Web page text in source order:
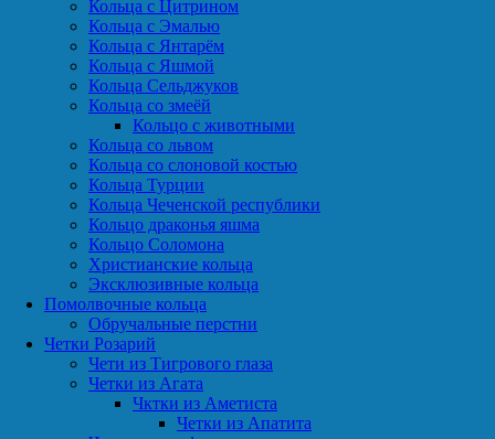
Кольца с Цитрином
Кольца с Эмалью
Кольца с Янтарём
Кольца с Яшмой
Кольца Сельджуков
Кольца со змеёй
Кольцо с животными
Кольца со львом
Кольца со слоновой костью
Кольца Турции
Кольца Чеченской республики
Кольцо драконья яшма
Кольцо Соломона
Христианские кольца
Эксклюзивные кольца
Помолвочные кольца
Обручальные перстни
Четки Розарий
Чети из Тигрового глаза
Четки из Агата
Чктки из Аметиста
Четки из Апатита